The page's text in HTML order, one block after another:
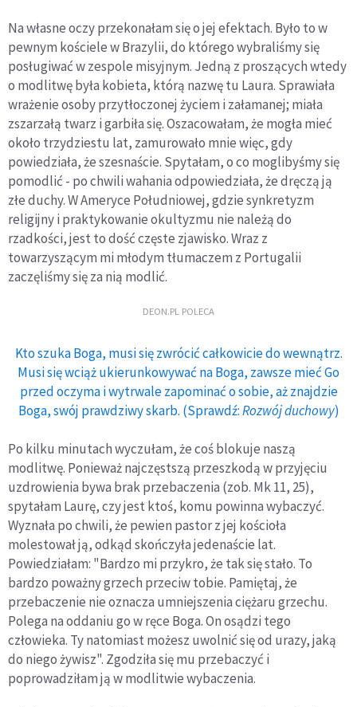
Na własne oczy przekonałam się o jej efektach. Było to w
pewnym kościele w Brazylii, do którego wybraliśmy się
posługiwać w zespole misyjnym. Jedną z proszących wtedy
o modlitwę była kobieta, którą nazwę tu Laura. Sprawiała
wrażenie osoby przytłoczonej życiem i załamanej; miała
zszarzałą twarz i garbiła się. Oszacowałam, że mogła mieć
około trzydziestu lat, zamurowało mnie więc, gdy
powiedziała, że szesnaście. Spytałam, o co moglibyśmy się
pomodlić - po chwili wahania odpowiedziała, że dręczą ją
złe duchy. W Ameryce Południowej, gdzie synkretyzm
religijny i praktykowanie okultyzmu nie należą do
rzadkości, jest to dość częste zjawisko. Wraz z
towarzyszącym mi młodym tłumaczem z Portugalii
zaczęliśmy się za nią modlić.
DEON.PL POLECA
Kto szuka Boga, musi się zwrócić całkowicie do wewnątrz.
Musi się wciąż ukierunkowywać na Boga, zawsze mieć Go
przed oczyma i wytrwale zapominać o sobie, aż znajdzie
Boga, swój prawdziwy skarb. (Sprawdź:Rozwój duchowy)
Po kilku minutach wyczułam, że coś blokuje naszą
modlitwę. Ponieważ najczęstszą przeszkodą w przyjęciu
uzdrowienia bywa brak przebaczenia (zob. Mk 11, 25),
spytałam Laurę, czy jest ktoś, komu powinna wybaczyć.
Wyznała po chwili, że pewien pastor z jej kościoła
molestował ją, odkąd skończyła jedenaście lat.
Powiedziałam: "Bardzo mi przykro, że tak się stało. To
bardzo poważny grzech przeciw tobie. Pamiętaj, że
przebaczenie nie oznacza umniejszenia ciężaru grzechu.
Polega na oddaniu go w ręce Boga. On osądzi tego
człowieka. Ty natomiast możesz uwolnić się od urazy, jaką
do niego żywisz". Zgodziła się mu przebaczyć i
poprowadziłam ją w modlitwie wybaczenia.